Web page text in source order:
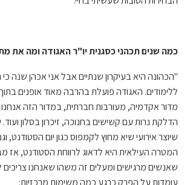
כמה שנים תכהני כסגנית יו"ר האגודה ומה את
"הכהונה היא בעיקרון שנתיים אבל אני אכהן שנה
ללימודים. האגודה פועלת בהרבה מאוד אופנים
מדור אקדמיה, מעורבות חברתית, במדור הזה אנחנו
הדלקת נרות עם קשישים בחנוכה, זיכרון בסלון
שיוצר אירועי שיא מחוץ לקמפוס כגון יום הסטודנט,
המטרה העילאית היא לדאוג לרווחת הסטודנט, אז
שאנשים מרגישים ומעלים זה משהו שאנחנו צריכים
עומדות על הפרק כרגע כמה משימות מרכזיות: